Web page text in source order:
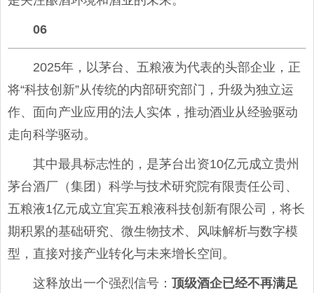
06
2025年，以茅台、五粮液为代表的头部企业，正
将“科技创新”从传统的内部研究部门，升级为独立运
作、面向产业应用的法人实体，推动酒业从经验驱动
走向科学驱动。
其中最具标志性的，是茅台出资10亿元成立贵州
茅台酒厂（集团）科学与技术研究院有限责任公司、
五粮液1亿元成立宜宾五粮液科技创新有限公司，将长
期积累的基础研究、微生物技术、风味解析与数字模
型，直接对接产业转化与未来增长空间。
这释放出一个强烈信号： 顶级酒企已经不再满足